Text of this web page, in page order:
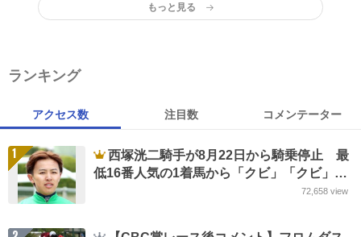
もっと見る
ランキング
アクセス数 注目数 コメンテーター
1
西塚洸二騎手が8月22日から騎乗停止 最
低16番人気の1着馬から「クビ」「クビ」
「クビ」「クビ」差の2着も 中京10R
72,658 view